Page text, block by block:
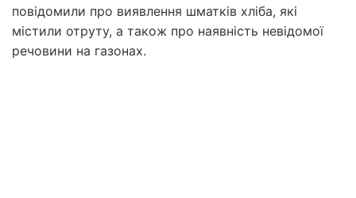
повідомили про виявлення шматків хліба, які
містили отруту, а також про наявність невідомої
речовини на газонах.